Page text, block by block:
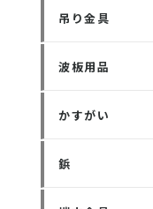
吊り金具
波板用品
かすがい
鋲